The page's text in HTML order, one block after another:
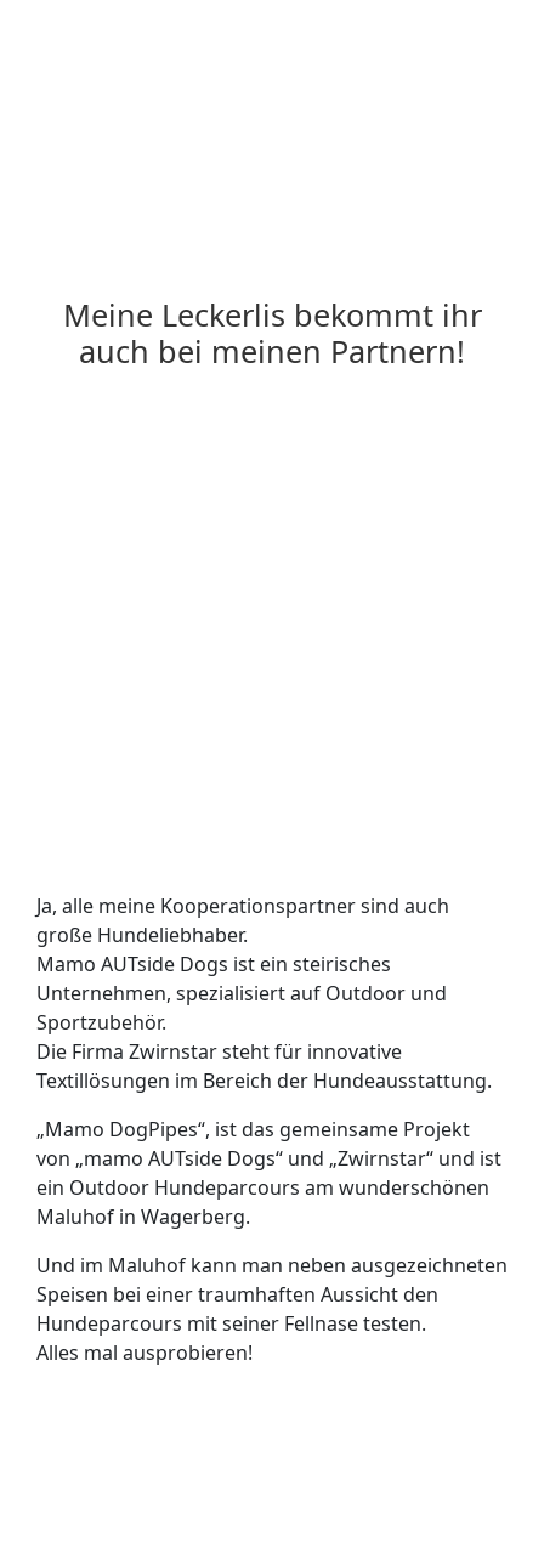
Meine Leckerlis bekommt ihr
auch bei meinen Partnern!
Ja, alle meine Kooperationspartner sind auch
große Hundeliebhaber.
Mamo AUTside Dogs ist ein steirisches
Unternehmen, spezialisiert auf Outdoor und
Sportzubehör.
Die Firma Zwirnstar steht für innovative
Textillösungen im Bereich der Hundeausstattung.
„Mamo DogPipes“, ist das gemeinsame Projekt
von „mamo AUTside Dogs“ und „Zwirnstar“ und ist
ein Outdoor Hundeparcours am wunderschönen
Maluhof in Wagerberg.
Und im Maluhof kann man neben ausgezeichneten
Speisen bei einer traumhaften Aussicht den
Hundeparcours mit seiner Fellnase testen.
Alles mal ausprobieren!